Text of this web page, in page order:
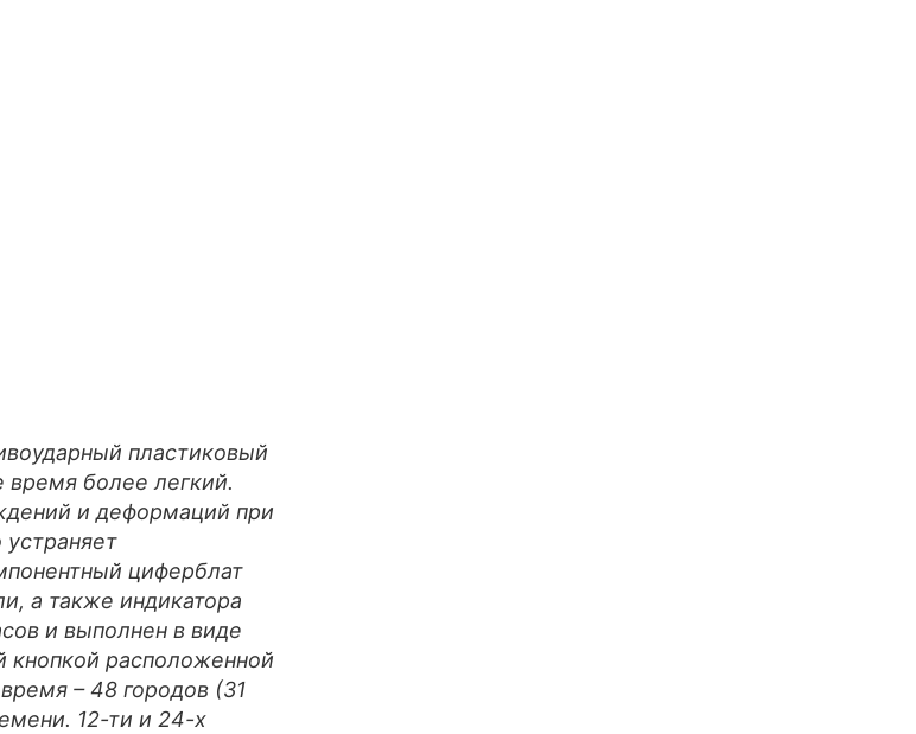
пластиковый
более легкий.
и деформаций при
циферблат
а также индикатора
и выполнен в виде
кнопкой расположенной
– 48 городов (31
12-ти и 24-х